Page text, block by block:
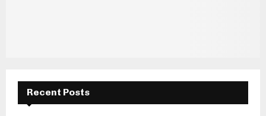
Recent Posts